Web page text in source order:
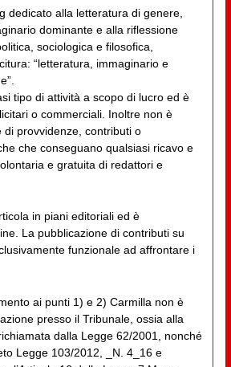
dedicato alla letteratura di genere,
dominante e alla riflessione
sociologica e filosofica,
“letteratura, immaginario e
tipo di attività a scopo di lucro ed è
o commerciali. Inoltre non è
di provvidenze, contributi o
che conseguano qualsiasi ricavo e
e gratuita di redattori e
in piani editoriali ed è
La pubblicazione di contributi su
funzionale ad affrontare i
ai punti 1) e 2) Carmilla non è
presso il Tribunale, ossia alla
dalla Legge 62/2001, nonché
Legge 103/2012, _N. 4_16 e